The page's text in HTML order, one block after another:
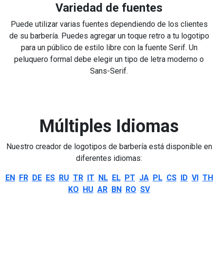
Variedad de fuentes
Puede utilizar varias fuentes dependiendo de los clientes
de su barbería. Puedes agregar un toque retro a tu logotipo
para un público de estilo libre con la fuente Serif. Un
peluquero formal debe elegir un tipo de letra moderno o
Sans-Serif.
Múltiples Idiomas
Nuestro creador de logotipos de barbería está disponible en
diferentes idiomas:
EN FR DE ES RU TR IT NL EL PT JA PL CS ID VI TH
KO HU AR BN RO SV